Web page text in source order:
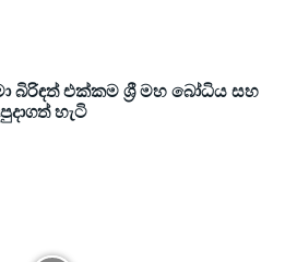
බිරිඳත් එක්කම ශ්‍රී මහ බෝධිය සහ
හැටි